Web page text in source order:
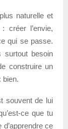
naturelle et
créer l’envie,
qui se passe.
surtout besoin
construire un
bien.
souvent de lui
ce que tu
ce